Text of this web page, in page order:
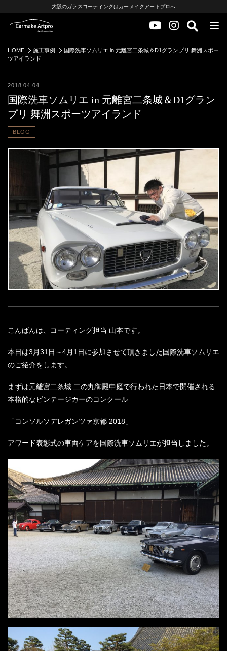
大阪のガラスコーティングはカーメイクアートプロへ
HOME 施工事例
国際洗車ソムリエ in 元離宮二条城＆D1グランプリ 舞洲スポー
ツアイランド
2018.04.04
国際洗車ソムリエ in 元離宮二条城＆D1グラン
プリ 舞洲スポーツアイランド
BLOG
こんばんは、コーティング担当 山本です。
本日は3月31日～4月1日に参加させて頂きました国際洗車ソムリエ
のご紹介をします。
まずは元離宮二条城 二の丸御殿中庭で行われた日本で開催される
本格的なビンテージカーのコンクール
「コンソルソデレガンツァ京都 2018」
アワード表彰式の車両ケアを国際洗車ソムリエが担当しました。